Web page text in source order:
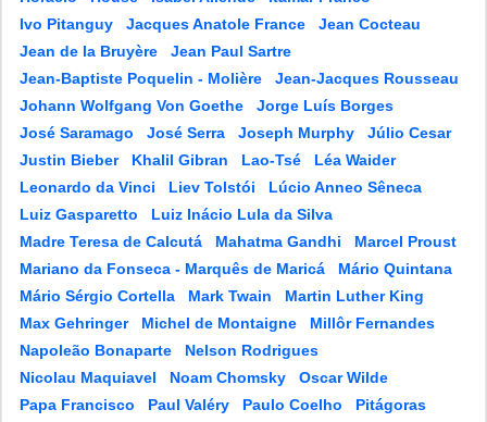
Ivo Pitanguy
Jacques Anatole France
Jean Cocteau
Jean de la Bruyère
Jean Paul Sartre
Jean-Baptiste Poquelin - Molière
Jean-Jacques Rousseau
Johann Wolfgang Von Goethe
Jorge Luís Borges
José Saramago
José Serra Joseph Murphy
Júlio Cesar
Justin Bieber
Khalil Gibran Lao-Tsé
Léa Waider
Leonardo da Vinci
Liev Tolstói
Lúcio Anneo Sêneca
Luiz Gasparetto
Luiz Inácio Lula da Silva
Madre Teresa de Calcutá
Mahatma Gandhi
Marcel Proust
Mariano da Fonseca - Marquês de Maricá
Mário Quintana
Mário Sérgio Cortella
Mark Twain
Martin Luther King
Max Gehringer
Michel de Montaigne
Millôr Fernandes
Napoleão Bonaparte
Nelson Rodrigues
Nicolau Maquiavel
Noam Chomsky
Oscar Wilde
Papa Francisco
Paul Valéry Paulo Coelho Pitágoras